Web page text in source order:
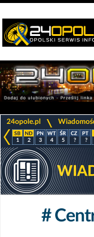
24opole.pl
1 2 3 4 5 ? ?
#